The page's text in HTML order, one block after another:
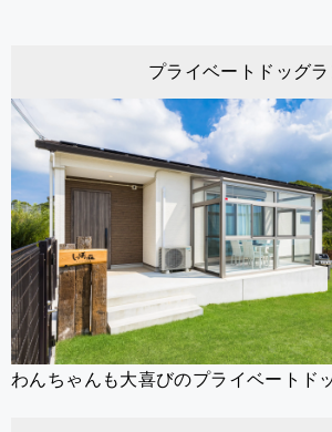
プライベートドッグラ
わんちゃんも大喜びのプライベートド